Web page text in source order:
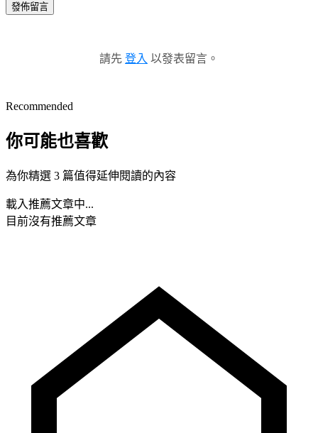
發佈留言
請先 登入 以發表留言。
Recommended
你可能也喜歡
為你精選 3 篇值得延伸閱讀的內容
載入推薦文章中...
目前沒有推薦文章